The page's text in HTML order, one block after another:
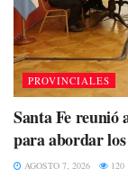
PROVINCIALES
Santa Fe reunió
para abordar
AGOSTO 7, 2026 120